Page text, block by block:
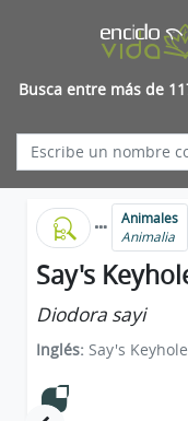
Busca entre más de
Animales
Animalia
Say's
Diodora sayi
Inglés: Say's